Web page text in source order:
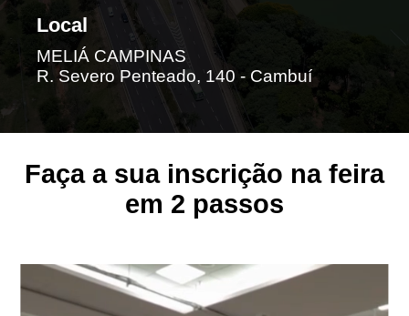
Local
MELIÁ CAMPINAS
R. Severo Penteado, 140 - Cambuí
Faça a sua inscrição na feira
em 2 passos